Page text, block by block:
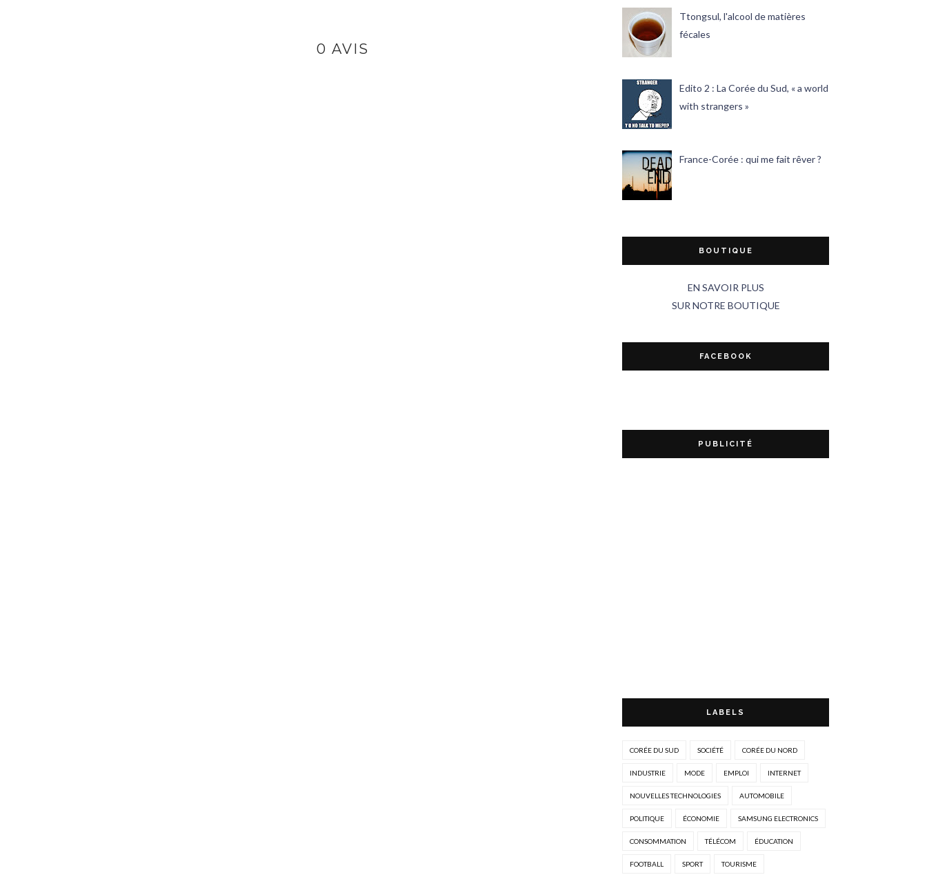
0 AVIS
Ttongsul, l'alcool de matières
fécales
Edito 2 : La Corée du Sud, « a world
with strangers »
France-Corée : qui me fait rêver ?
BOUTIQUE
EN SAVOIR PLUS
SUR NOTRE BOUTIQUE
FACEBOOK
PUBLICITÉ
LABELS
CORÉE DU SUD SOCIÉTÉ CORÉE DU NORD
INDUSTRIE MODE EMPLOI INTERNET
NOUVELLES TECHNOLOGIES AUTOMOBILE
POLITIQUE ÉCONOMIE SAMSUNG ELECTRONICS
CONSOMMATION TÉLÉCOM ÉDUCATION
FOOTBALL SPORT TOURISME